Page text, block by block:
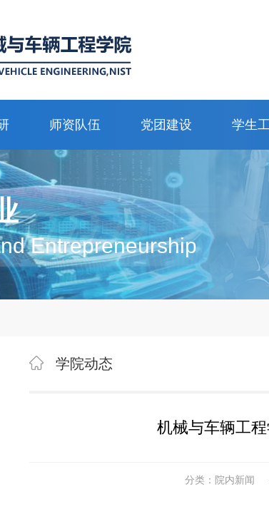
师资队伍 党团建设 学生
Entrepreneurship
学院动态
机械与车辆工
分类：院内新闻